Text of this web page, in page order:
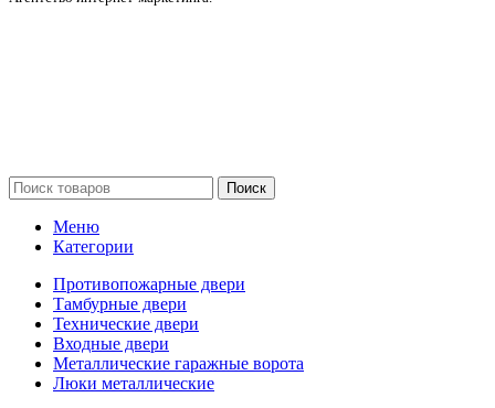
Поиск
Меню
Категории
Противопожарные двери
Тамбурные двери
Технические двери
Входные двери
Металлические гаражные ворота
Люки металлические